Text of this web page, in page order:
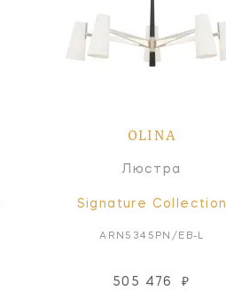
OLINA
Люстра
Signature Collection
ARN5345PN/EB-L
505 476 ₽